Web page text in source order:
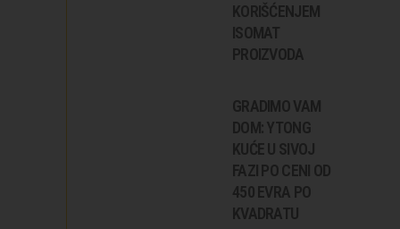
KORIŠĆENJEM
ISOMAT
PROIZVODA
GRADIMO VAM
DOM: YTONG
KUĆE U SIVOJ
FAZI PO CENI OD
450 EVRA PO
KVADRATU